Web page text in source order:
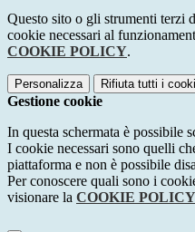
Questo sito o gli strumenti terzi
cookie necessari al
COOKIE POLICY.
Personalizza Rifiuta tutti i
Gestione cookie
In questa schermata è possibile
I cookie necessari sono quelli
piattaforma e non è possibile
Per conoscere quali sono i
visionare la COOKIE POLICY